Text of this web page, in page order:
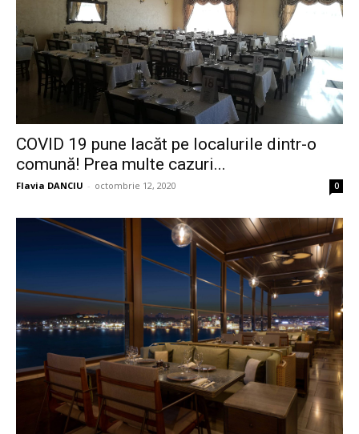
COVID 19 pune lacăt pe localurile dintr-o
comună! Prea multe cazuri...
Flavia DANCIU - octombrie 12, 2020 0